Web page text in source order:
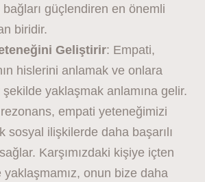
güçlendiren en önemli
biridir.
Geliştirir: Empati,
hislerini anlamak ve onlara
şekilde yaklaşmak anlamına gelir.
empati yeteneğimizi
sosyal ilişkilerde daha başarılı
Karşımızdaki kişiye içten
yaklaşmamız, onun bize daha